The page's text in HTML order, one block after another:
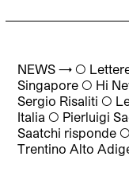
NEWS → ◯
Singapore ◯ Hi
Sergio Risaliti ◯
Italia ◯ Pierluigi
Saatchi risponde
Trentino Alto